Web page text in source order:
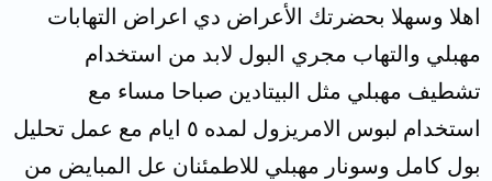
اهلا وسهلا بحضرتك الأعراض دي اعراض التهابات
مهبلي والتهاب مجري البول لابد من استخدام
تشطيف مهبلي مثل البيتادين صباحا مساء مع
استخدام لبوس الامريزول لمده ٥ ايام مع عمل تحليل
بول كامل وسونار مهبلي للاطمئنان عل المبايض من